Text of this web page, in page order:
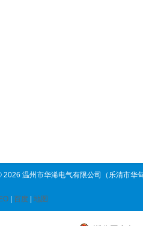
2026 温州市华浠电气有限公司（乐清市华
百度 地图